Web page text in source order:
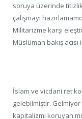
soruya üzerinde
çalışmayı
Militarizme karşı
Müslüman bakış
İslam ve vicdani ret
gelebilmiştir.
kapitalizmi koruyan